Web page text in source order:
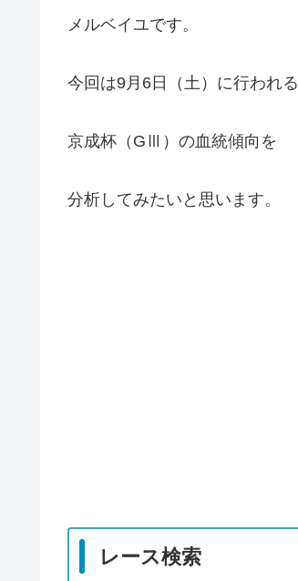
メルベイユです。
今回は9月6日（土）に行われる
京成杯（GⅢ）の血統傾向を
分析してみたいと思います。
レース検索